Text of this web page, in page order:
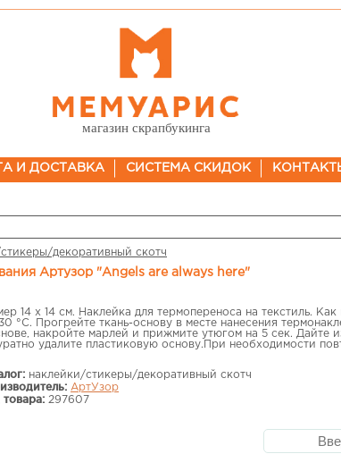
магазин скрапбукинга
И ДОСТАВКА СИСТЕМА СКИДОК
декоративный скотч
Артузор "Angels are always here"
14 х 14 см. Наклейка для термопереноса на текстиль. Как
°C. Прогрейте ткань-основу в месте нанесения
накройте марлей и прижмите утюгом на 5 сек. Дайте
удалите пластиковую основу.При необходимости
наклейки/стикеры/декоративный скотч
АртУзор
297607